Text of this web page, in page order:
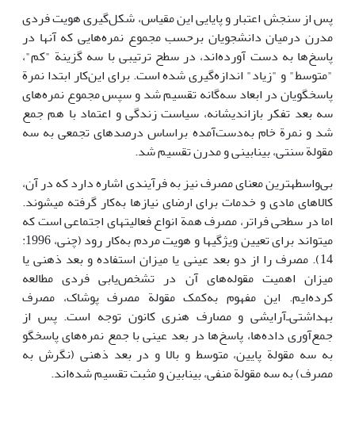
پس از سنجش اعتبار و پایایی این مقیاس، شکل‌گیری هویت فردی
مدرن درمیان دانشجویان برحسب مجموع نمره‌هایی که آنها در
پاسخ‌ها به دست آورده‌اند، در سطح ‌ترتیبی با سه گزینة "کم"،
"متوسط" و "زیاد" اندازه‌گیری شده است. برای این‌کار ابتدا نمرة
پاسخگویان در ابعاد سه‌گانه تقسیم شد و سپس مجموع نمره‌های
سه بعد تفکر بازاندیشانه، سیاست زندگی و اعتماد با هم جمع
شد و نمرة خام به‌دست‌آمده براساس درصدهای تجمعی به سه
مقولة سنتی، بینابینی و مدرن تقسیم شد.
بی‌واسطه­ترین معنای مصرف نیز به فرآیندی اشاره دارد که در آن،
کالاهای مادی و خدمات برای ارضای نیازها به‌کار گرفته می­شوند.
اما در سطحی فراتر، مصرف همة انواع فعالیت­های اجتماعی است که
می­تواند برای تعیین ویژگی­ها و هویت مردم به‌کار رود (چنی، 1996:
14). مصرف را از دو بعد عینی یا میزان استفاده و بعد ذهنی یا
میزان اهمیت مقوله‌های آن در تشخص‌یابی فردی مطالعه
کرده‌ایم. این مفهوم به‌کمک مقولة مصرف پوشاک، مصرف
بهداشتی‌ـ‌آرایشی و مصارف هنری کانون توجه است. پس از
جمع‌آوری داده‌ها، پاسخ‌ها در بعد عینی با جمع نمر‌ه‌های پاسخگو
به سه مقولة پایین، متوسط و بالا و در بعد ذهنی (نگرش به
مصرف) به سه مقولة منفی، بینابین و مثبت تقسیم شده‌اند.